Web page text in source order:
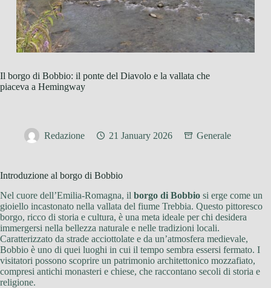
Il borgo di Bobbio: il ponte del Diavolo e la vallata che
piaceva a Hemingway
Redazione 21 January 2026 Generale
Introduzione al borgo di Bobbio
Nel cuore dell’Emilia-Romagna, il borgo di Bobbio si erge come un
gioiello incastonato nella vallata del fiume Trebbia. Questo pittoresco
borgo, ricco di storia e cultura, è una meta ideale per chi desidera
immergersi nella bellezza naturale e nelle tradizioni locali.
Caratterizzato da strade acciottolate e da un’atmosfera medievale,
Bobbio è uno di quei luoghi in cui il tempo sembra essersi fermato. I
visitatori possono scoprire un patrimonio architettonico mozzafiato,
compresi antichi monasteri e chiese, che raccontano secoli di storia e
religione.